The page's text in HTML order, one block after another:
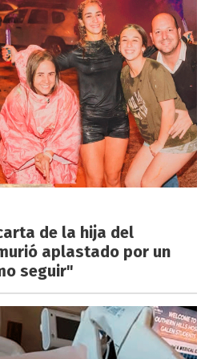
de la hija del
aplastado por un
seguir"